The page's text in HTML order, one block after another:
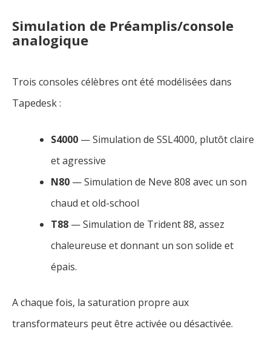
Simulation de Préamplis/console
analogique
Trois consoles célèbres ont été modélisées dans
Tapedesk :
S4000 — Simulation de SSL4000, plutôt claire
et agressive
N80 — Simulation de Neve 808 avec un son
chaud et old-school
T88 — Simulation de Trident 88, assez
chaleureuse et donnant un son solide et
épais.
A chaque fois, la saturation propre aux
transformateurs peut être activée ou désactivée.